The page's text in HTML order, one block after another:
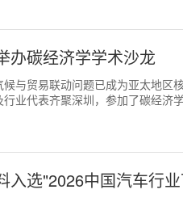
办碳经济学学术沙龙
与贸易联动问题已成为亚太地区
业代表齐聚深圳，参加了碳经济
入选"2026中国汽车行